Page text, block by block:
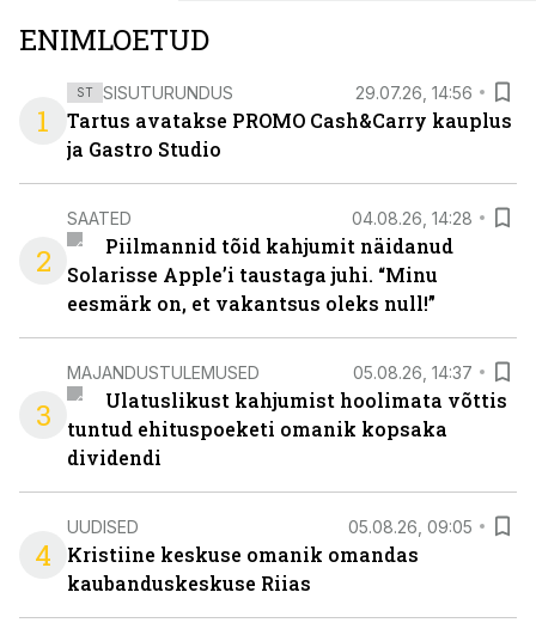
eksitamine.
ENIMLOETUD
1
ST SISUTURUNDUS 29.07.26, 14:56
Tartus avatakse PROMO Cash&Carry kauplus
ja Gastro Studio
2
SAATED 04.08.26, 14:28
Piilmannid tõid kahjumit näidanud
Solarisse Apple’i taustaga juhi. “Minu
eesmärk on, et vakantsus oleks null!”
3
MAJANDUSTULEMUSED 05.08.26, 14:37
Ulatuslikust kahjumist hoolimata võttis
tuntud ehituspoeketi omanik kopsaka
dividendi
4
UUDISED 05.08.26, 09:05
Kristiine keskuse omanik omandas
kaubanduskeskuse Riias